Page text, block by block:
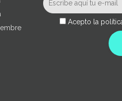
Acepto la